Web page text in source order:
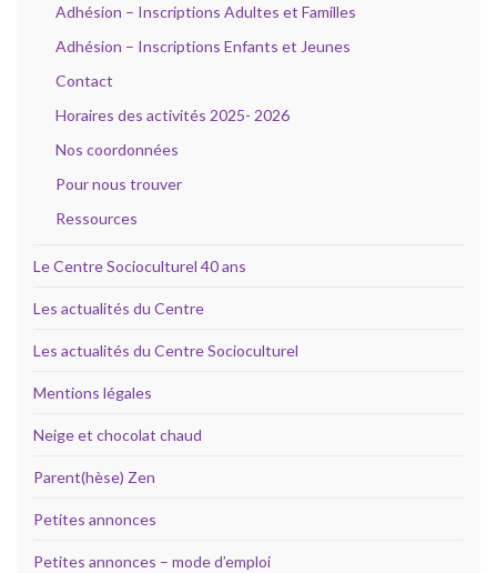
Adhésion – Inscriptions Adultes et Familles
Adhésion – Inscriptions Enfants et Jeunes
Contact
Horaires des activités 2025- 2026
Nos coordonnées
Pour nous trouver
Ressources
Le Centre Socioculturel 40 ans
Les actualités du Centre
Les actualités du Centre Socioculturel
Mentions légales
Neige et chocolat chaud
Parent(hèse) Zen
Petites annonces
Petites annonces – mode d’emploi